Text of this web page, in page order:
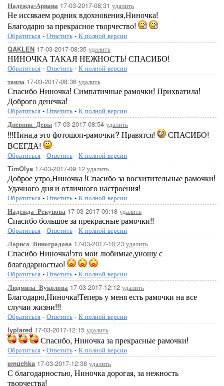
Надежда-Ариана 17-03-2017-08:31 удалить
Не иссякаем родник вдохновения,Ниночка!
Благодарю за прекрасное творчество!
Обратиться - Ответить - К полной версии
QAKLEN 17-03-2017-08:35 удалить
НИНОЧКА ТАКАЯ НЕЖНОСТЬ! СПАСИБО!
Обратиться - Ответить - К полной версии
таила 17-03-2017-08:36 удалить
Спасибо Ниночка! Симпатичные рамочки! Прихватила!
Доброго денечка!
Обратиться - Ответить - К полной версии
Дневник_Девы 17-03-2017-08:54 удалить
!!!Нина,а это фотошоп-рамочки? Нравятся!
СПАСИБО!
ВСЕГДА!
Обратиться - Ответить - К полной версии
TimOlya 17-03-2017-09:12 удалить
Доброе утро,Ниночка !Спасибо за восхитительные рамочки!
Удачного дня и отличного настроения!
Обратиться - Ответить - К полной версии
Надежда_Рекунова 17-03-2017-09:18 удалить
Спасибо большое за прекрасные рамочки!!
Обратиться - Ответить - К полной версии
Лариса_Виноградова 17-03-2017-10:23 удалить
Спасибо Ниночка!это мои любимые,уношу с
благодарностью!
Обратиться - Ответить - К полной версии
Людмила_Вуколова 17-03-2017-12:12 удалить
Благодарю,Ниночка!Теперь у меня есть рамочки на все
случаи жизни!!!
Обратиться - Ответить - К полной версии
lyplared 17-03-2017-12:15 удалить
Спасибо, Ниночка за прекрасные рамочки!
Обратиться - Ответить - К полной версии
emuchka 17-03-2017-12:38 удалить
С благодарностью, Ниночка дорогая, за нежность
творчества!